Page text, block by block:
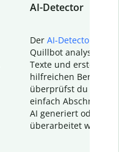
AI-Detector
Der AI-Detector
Quillbot analysiert
Texte und erstellt
hilfreichen Bericht.
überprüfst du
einfach Abschnitte,
AI generiert oder
überarbeitet wurden.